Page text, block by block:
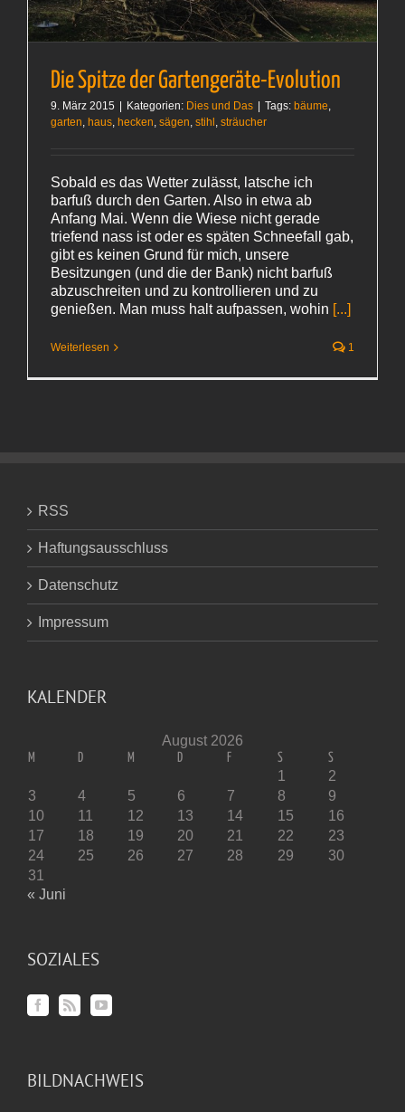
Die Spitze der Gartengeräte-Evolution
9. März 2015 Kategorien: Dies und Das Tags: bäume,
garten, haus, hecken, sägen, stihl , sträucher
Sobald es das Wetter zulässt, latsche ich
barfuß durch den Garten. Also in etwa ab
Anfang Mai. Wenn die Wiese nicht gerade
triefend nass ist oder es späten Schneefall gab,
gibt es keinen Grund für mich, unsere
Besitzungen (und die der Bank) nicht barfuß
abzuschreiten und zu kontrollieren und zu
genießen. Man muss halt aufpassen, wohin [...]
Weiterlesen 1
RSS
Haftungsausschluss
Datenschutz
Impressum
KALENDER
August 2026
M D M D F S S
1
2
3
4 5 6 7 8
9
10
11 12 13 14 15
16
17
18 19 20 21 22
23
24
25 26 27 28 29
30
31
« Juni
SOZIALES
BILDNACHWEIS